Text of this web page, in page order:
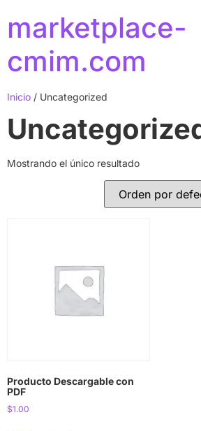
marketplace-
cmim.com
Inicio / Uncategorized
Mostrando el único resultado
Producto Descargable con
PDF
$1.00